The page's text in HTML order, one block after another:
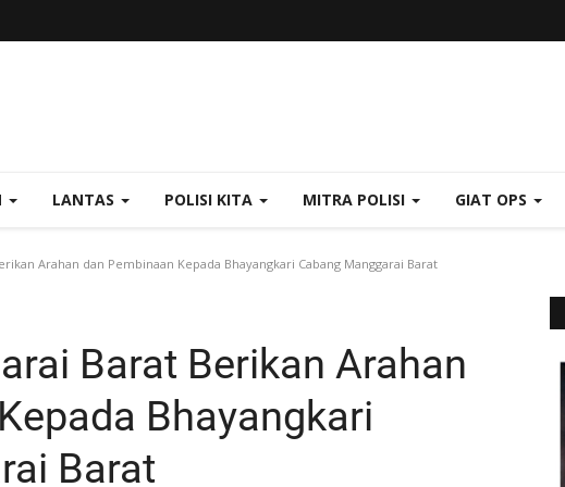
LANTAS POLISI KITA MITRA POLISI GIAT OPS
Arahan dan Pembinaan Kepada Bhayangkari Cabang Manggarai Barat
Barat Berikan Arahan
Bhayangkari
Barat